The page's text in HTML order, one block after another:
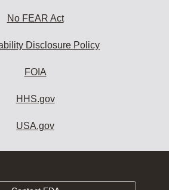
No FEAR Act
Disclosure Policy
FOIA
HHS.gov
USA.gov